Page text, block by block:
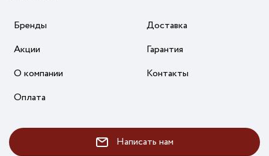
Бренды
Акции
О компании
Оплата
Доставка
Гарантия
Контакты
Написать нам